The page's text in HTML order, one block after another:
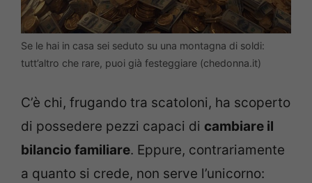
Se le hai in casa sei seduto su una montagna di soldi:
tutt’altro che rare, puoi già festeggiare (chedonna.it)
C’è chi, frugando tra scatoloni, ha scoperto
di possedere pezzi capaci di cambiare il
bilancio familiare. Eppure, contrariamente
a quanto si crede, non serve l’unicorno: